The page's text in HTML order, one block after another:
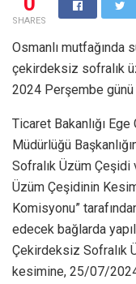
SHARES
Osmanlı mutfağında
çekirdeksiz sofralık
2024 Perşembe günü
Ticaret Bakanlığı
Müdürlüğü
Sofralık Üzüm
Üzüm Çeşidinin
Komisyonu”
edecek bağlarda
Çekirdeksiz Sofralık
kesimine, 25/07/